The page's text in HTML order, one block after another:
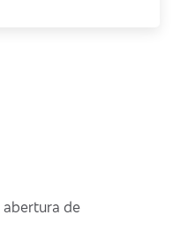
abertura de